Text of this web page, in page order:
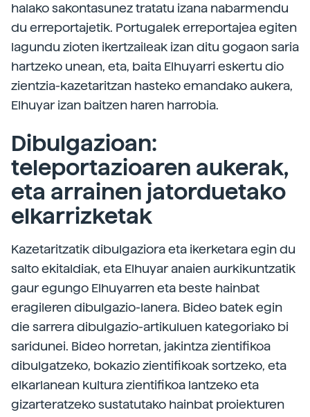
halako sakontasunez tratatu izana nabarmendu
du erreportajetik. Portugalek erreportajea egiten
lagundu zioten ikertzaileak izan ditu gogaon saria
hartzeko unean, eta, baita Elhuyarri eskertu dio
zientzia-kazetaritzan hasteko emandako aukera,
Elhuyar izan baitzen haren harrobia.
Dibulgazioan:
teleportazioaren aukerak,
eta arrainen jatorduetako
elkarrizketak
Kazetaritzatik dibulgaziora eta ikerketara egin du
salto ekitaldiak, eta Elhuyar anaien aurkikuntzatik
gaur egungo Elhuyarren eta beste hainbat
eragileren dibulgazio-lanera. Bideo batek egin
die sarrera dibulgazio-artikuluen kategoriako bi
saridunei. Bideo horretan, jakintza zientifikoa
dibulgatzeko, bokazio zientifikoak sortzeko, eta
elkarlanean kultura zientifikoa lantzeko eta
gizarteratzeko sustatutako hainbat proiekturen